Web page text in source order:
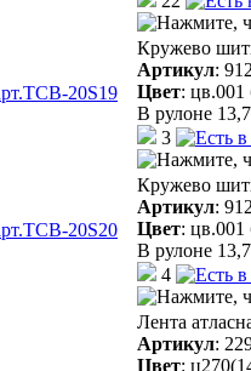
Кружево
Артикул:
Цвет: цв.001
В рулоне
3
Кружево
Артикул:
Цвет: цв.001
В рулоне
4
Лента
Артикул:
Цвет: